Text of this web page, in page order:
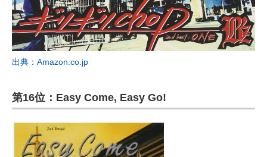
出典：Amazon.co.jp
第16位：Easy Come, Easy Go!